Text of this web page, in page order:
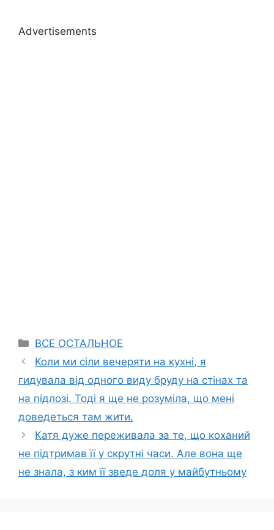
Advertisements
Categories
ВСЕ ОСТАЛЬНОЕ
Коли ми сіли вечеряти на кухні, я
гидувала від одного виду бруду на стінах та
на nідлозі. Тоді я ще не розуміла, що мені
доведеться там жити.
Катя дуже переживала за те, що коханий
не підтримав її у скрутні часи. Але вона ще
не знала, з ким її зведе доля у майбутньому